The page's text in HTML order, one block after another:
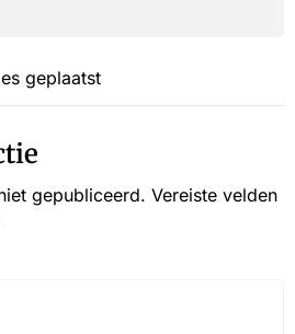
geplaatst
gepubliceerd. Vereiste velden